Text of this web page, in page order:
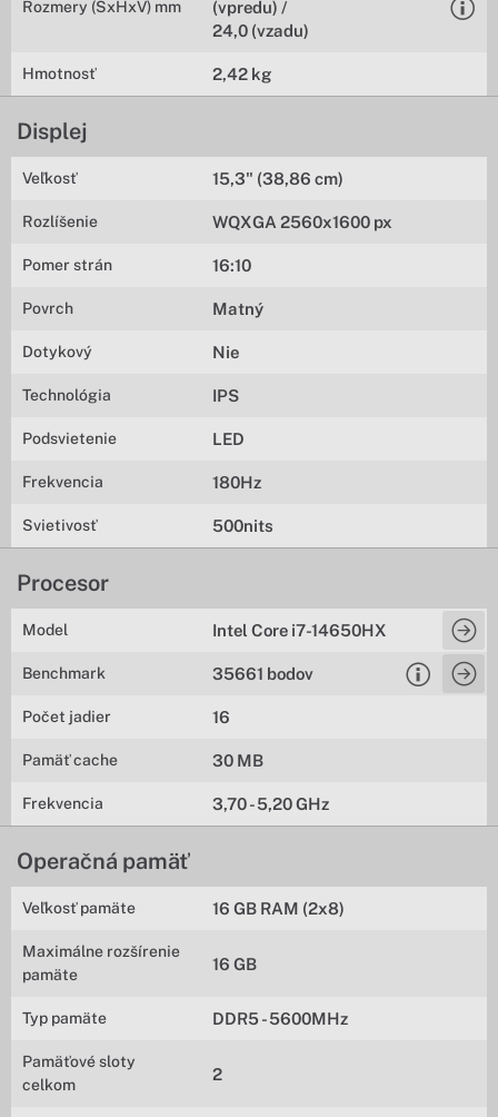
Rozmery (ŠxHxV) mm
(vpredu) /
24,0 (vzadu)
Hmotnosť 2,42 kg
Displej
Veľkosť 15,3" (38,86 cm)
Rozlíšenie WQXGA 2560x1600 px
Pomer strán 16:10
Povrch Matný
Dotykový Nie
Technológia IPS
Podsvietenie LED
Frekvencia 180Hz
Svietivosť 500nits
Procesor
Model Intel Core i7-14650HX
Benchmark 35661 bodov
Počet jadier 16
Pamäť cache 30 MB
Frekvencia 3,70 - 5,20 GHz
Operačná pamäť
Veľkosť pamäte 16 GB RAM (2x8)
Maximálne rozšírenie
pamäte
16 GB
Typ pamäte DDR5 - 5600MHz
Pamäťové sloty
celkom
2